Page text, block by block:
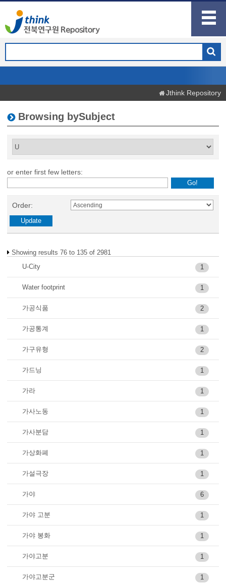
Jthink Repository
Browsing bySubject
or enter first few letters:
Order:
Showing results 76 to 135 of 2981
1
U-City
1
Water footprint
2
가공식품
1
가공통계
2
가구유형
1
가드닝
1
가라
1
가사노동
1
가사분담
1
가상화폐
1
가설극장
6
가야
1
가야 고분
1
가야 봉화
1
가야고분
1
가야고분군